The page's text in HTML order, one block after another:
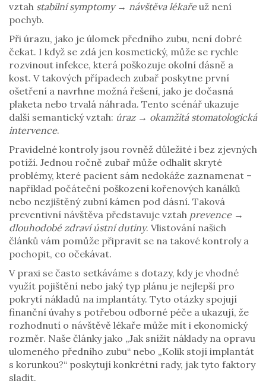
vztah stabilní symptomy → návštěva lékařeuž není
pochyb.
Při úrazu, jako je úlomek předního zubu, není dobré
čekat. I když se zdá jen kosmetický, může se rychle
rozvinout infekce, která poškozuje okolní dásně a
kost. V takových případech zubař poskytne první
ošetření a navrhne možná řešení, jako je dočasná
plaketa nebo trvalá náhrada. Tento scénář ukazuje
další semantický vztah: úraz → okamžitá stomatologická
intervence.
Pravidelné kontroly jsou rovněž důležité i bez zjevných
potíží. Jednou ročně zubař může odhalit skryté
problémy, které pacient sám nedokáže zaznamenat –
například počáteční poškození kořenových kanálků
nebo nezjištěný zubní kámen pod dásní. Taková
preventivní návštěva představuje vztah prevence →
dlouhodobé zdraví ústní dutiny. Vlistování našich
článků vám pomůže připravit se na takové kontroly a
pochopit, co očekávat.
V praxi se často setkáváme s dotazy, kdy je vhodné
využít pojištění nebo jaký typ plánu je nejlepší pro
pokrytí nákladů na implantáty. Tyto otázky spojují
finanční úvahy s potřebou odborné péče a ukazují, že
rozhodnutí o návštěvě lékaře může mít i ekonomický
rozměr. Naše články jako „Jak snížit náklady na opravu
ulomeného předního zubu“ nebo „Kolik stojí implantát
s korunkou?“ poskytují konkrétní rady, jak tyto faktory
sladit.